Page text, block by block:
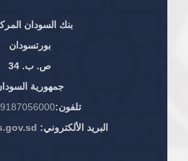
بنك السودان
بورتسودان
ص. ب. 34
جمهورية
تلفون:
البريد الألكتروني: